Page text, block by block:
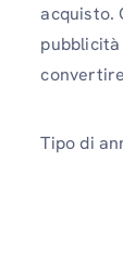
acquisto.
Tipo di